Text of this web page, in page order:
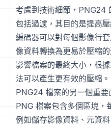
考慮到技術細節，PNG24
包括過濾，其目的是提高
編碼器可以對每個影像行
像資料轉換為更易於壓縮
影響檔案的最終大小，根
法可以產生更有效的壓縮。
PNG24 檔案的另一個重要
PNG 檔案包含多個區塊，
例如儲存影像資料、元資